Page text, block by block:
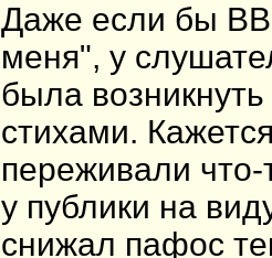
Даже если бы ВВ
меня", у
была
стихами.
переживали
у публики на
снижал пафос